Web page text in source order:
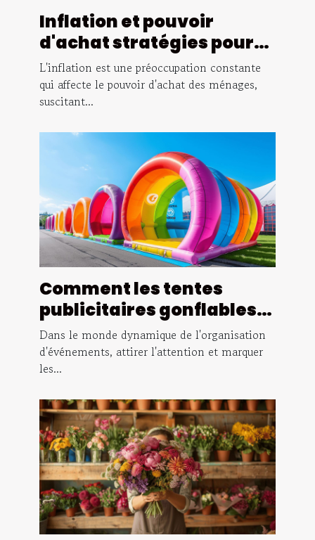
Inflation et pouvoir
d'achat stratégies pour
protéger ses économies
en période d'incertitude
L'inflation est une préoccupation constante
qui affecte le pouvoir d'achat des ménages,
suscitant...
Comment les tentes
publicitaires gonflables
améliorent l'impact des
événements
Dans le monde dynamique de l'organisation
d'événements, attirer l'attention et marquer
les...